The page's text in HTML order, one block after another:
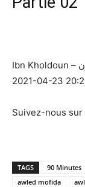
Ibn Kholdoun – ابن خلدون (Ramadan 2021 épisode du
2021-04-23
Suivez-nous sur
TAGS 90 Minutes
awled mofida